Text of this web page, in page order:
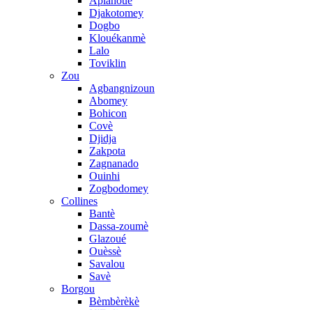
Djakotomey
Dogbo
Klouékanmè
Lalo
Toviklin
Zou
Agbangnizoun
Abomey
Bohicon
Covè
Djidja
Zakpota
Zagnanado
Ouinhi
Zogbodomey
Collines
Bantè
Dassa-zoumè
Glazoué
Ouèssè
Savalou
Savè
Borgou
Bèmbèrèkè